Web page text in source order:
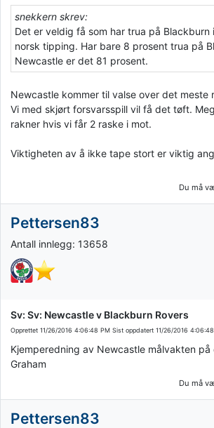
snekkern skrev:
Det er veldig få som har trua på
norsk tipping. Har bare 8 prosent trua på
Newcastle er det 81 prosent.
Newcastle kommer til valse over det meste
Vi med skjørt forsvarsspill vil få det tøft.
rakner hvis vi får 2 raske i mot.
Viktigheten av å ikke tape stort er viktig
Du må
Pettersen83
Antall innlegg: 13658
Sv: Sv: Newcastle v Blackburn Rovers
Opprettet 11/26/2016 4:06:48 PM Sist oppdatert 11/26/2016
Kjemperedning av Newcastle målvakten på
Graham
Du må
Pettersen83